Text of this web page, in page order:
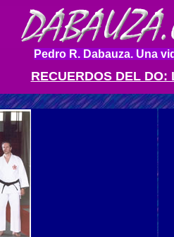
Pedro R. Dabauza. Una
RECUERDOS DEL